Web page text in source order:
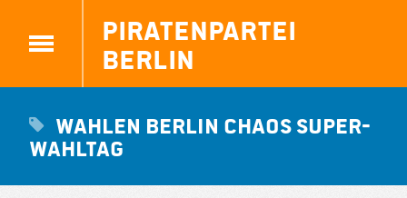
Piratenpartei
Berlin
Wahlen Berlin Chaos Super-
Wahltag